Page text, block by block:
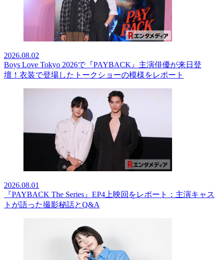
2026.08.02
Boys Love Tokyo 2026で『PAYBACK』主演俳優が来日登
壇！衣装で登場したトークショーの模様をレポート
2026.08.01
『PAYBACK The Series』EP4上映回をレポート：主演キャス
トが語った撮影秘話とQ&A